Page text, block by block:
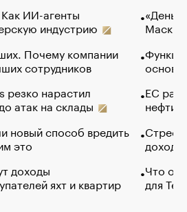
ИИ-агенты
индустрию
Почему компании
сотрудников
резко нарастил
атак на склады
новый способ вредить
это
доходы
яхт и квартир
Маск в
основ
ЕС
нефти
Что
для